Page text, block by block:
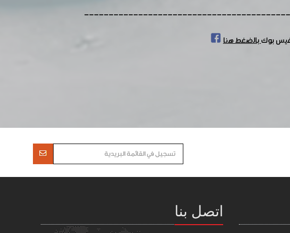
بوكبالضغط هنا
اتصل بنا